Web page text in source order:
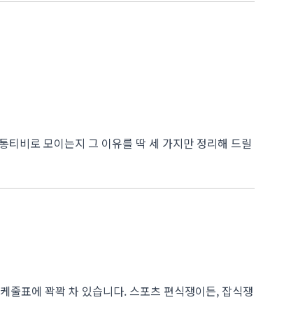
비로 모이는지 그 이유를 딱 세 가지만 정리해 드릴
줄표에 꽉꽉 차 있습니다. 스포츠 편식쟁이든, 잡식쟁